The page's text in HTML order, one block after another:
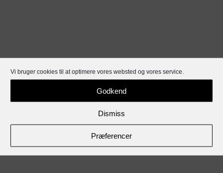
Vi bruger cookies til at optimere vores websted og vores service.
Godkend
Dismiss
Præferencer